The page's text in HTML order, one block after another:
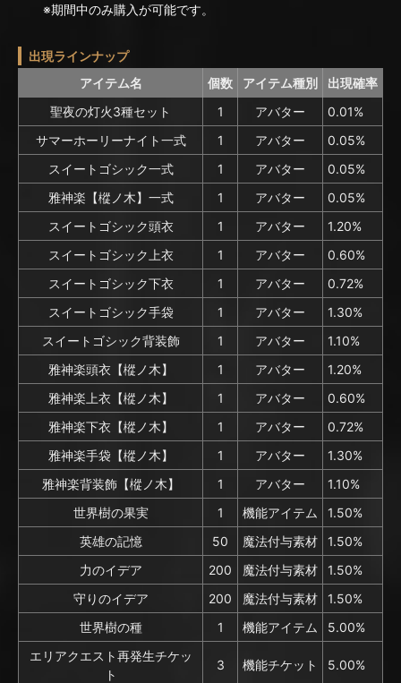
※期間中のみ購入が可能です。
出現ラインナップ
アイテム名
個数 アイテム種別
出現確率
聖夜の灯火3種セット
1 アバター
0.01%
サマーホーリーナイト一式
1 アバター
0.05%
スイートゴシック一式
1 アバター
0.05%
雅神楽【樅ノ木】一式
1 アバター
0.05%
スイートゴシック頭衣
1 アバター
1.20%
スイートゴシック上衣
1 アバター
0.60%
スイートゴシック下衣
1 アバター
0.72%
スイートゴシック手袋
1 アバター
1.30%
スイートゴシック背装飾
1 アバター
1.10%
雅神楽頭衣【樅ノ木】
1 アバター
1.20%
雅神楽上衣【樅ノ木】
1 アバター
0.60%
雅神楽下衣【樅ノ木】
1 アバター
0.72%
雅神楽手袋【樅ノ木】
1 アバター
1.30%
雅神楽背装飾【樅ノ木】
1 アバター
1.10%
世界樹の果実
1 機能アイテム
1.50%
英雄の記憶
50 魔法付与素材
1.50%
力のイデア
200 魔法付与素材
1.50%
守りのイデア
200 魔法付与素材
1.50%
世界樹の種
1 機能アイテム
5.00%
エリアクエスト再発生チケッ
ト
3 機能チケット 5.00%